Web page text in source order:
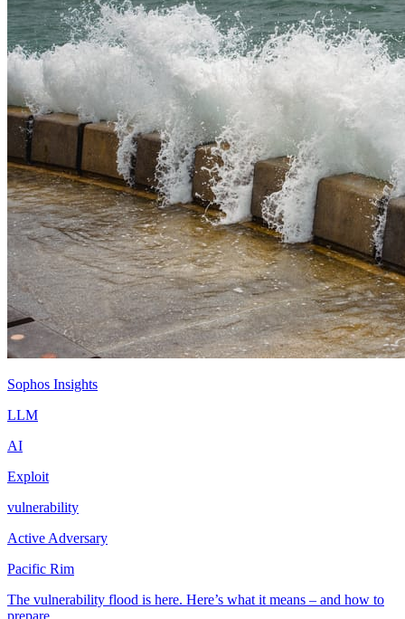
Sophos Insights
LLM
AI
Exploit
vulnerability
Active Adversary
Pacific Rim
The vulnerability flood is here. Here’s what it means – and how to
prepare